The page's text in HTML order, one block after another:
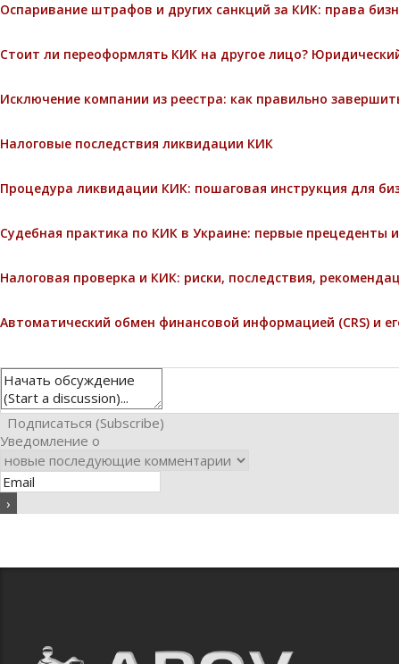
Оспаривание штрафов и других санкций за КИК: права
Стоит ли переоформлять КИК на другое лицо?
Исключение компании из реестра: как правильно
Налоговые последствия ликвидации КИК
Процедура ликвидации КИК: пошаговая инструкция для
Судебная практика по КИК в Украине: первые прецеденты
Налоговая проверка и КИК: риски, последствия,
Автоматический обмен финансовой информацией (CRS) и
Подписаться (Subscribe)
Уведомление о